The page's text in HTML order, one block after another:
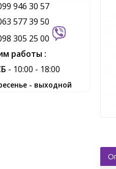
946 30 57
577 39 50
305 25 00
работы :
- 10:00 - 18:00
- выходной